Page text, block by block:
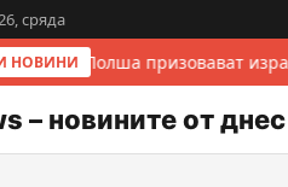
сряда
НОВИНИи Полша призовават
– новините от днес